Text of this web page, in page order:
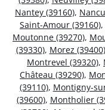
Nantey (39160),
Saint-Amour (39160),
Moutonne (39270),
(39330), Morez (39400)
Montrevel (39320),
Château (39290),
(39110), Montigny-
(39600), Montholier